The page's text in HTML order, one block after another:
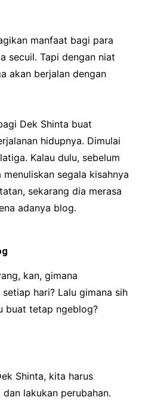
manfaat bagi para
secuil. Tapi dengan niat
akan berjalan dengan
Dek Shinta buat
hidupnya. Dimulai
Kalau dulu, sebelum
segala kisahnya
sekarang dia merasa
adanya blog.
kan, gimana
hari? Lalu gimana sih
buat tetap ngeblog?
Shinta, kita harus
lakukan perubahan.